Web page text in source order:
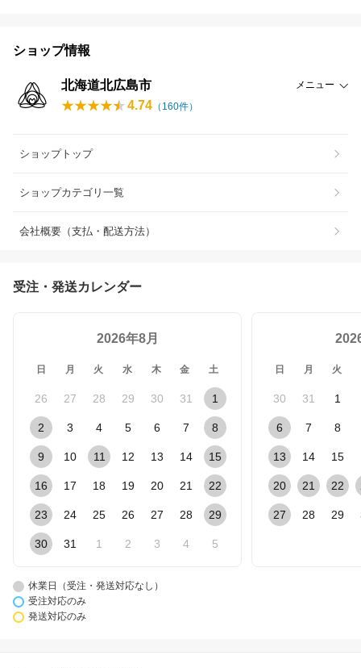
ショップ情報
北海道北広島市 メニュー
4.74 （ 160件）
ショップトップ
ショップカテゴリ一覧
会社概要（支払・配送方法）
受注・発送カレンダー
2026年8月
日 月 火 水 木 金 土
26 27 28 29 30 31 1
2 3 4 5 6 7 8
9 10 11 12 13 14 15
16 17 18 19 20 21 22
23 24 25 26 27 28 29
30 31 1 2 3 4 5
日 月 火
30 31 1
6 7 8
13 14 15
20 21 22
27 28 29
休業日（受注・発送対応なし）
受注対応のみ
発送対応のみ